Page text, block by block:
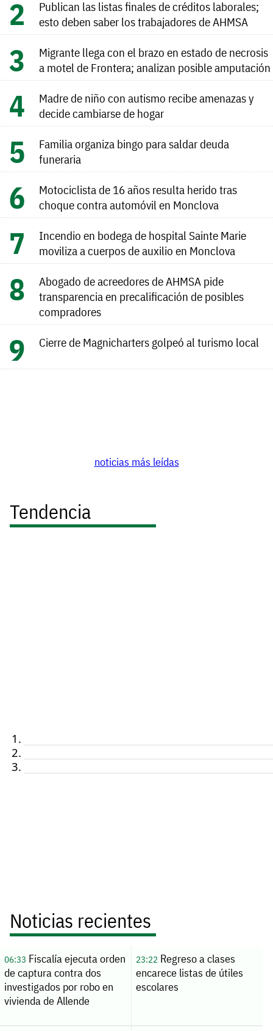
Publican las listas finales de créditos laborales;
esto deben saber los trabajadores de AHMSA
Migrante llega con el brazo en estado de necrosis
a motel de Frontera; analizan posible amputación
Madre de niño con autismo recibe amenazas y
decide cambiarse de hogar
Familia organiza bingo para saldar deuda
funeraria
Motociclista de 16 años resulta herido tras
choque contra automóvil en Monclova
Incendio en bodega de hospital Sainte Marie
moviliza a cuerpos de auxilio en Monclova
Abogado de acreedores de AHMSA pide
transparencia en precalificación de posibles
compradores
Cierre de Magnicharters golpeó al turismo local
noticias más leídas
Tendencia
Noticias recientes
06:33 Fiscalía ejecuta orden
de captura contra dos
investigados por robo en
vivienda de Allende
23:22Regreso a clases
encarece listas de útiles
escolares